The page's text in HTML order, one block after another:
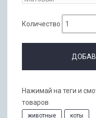
Количество
Нажимай на теги и
товаров
животные коты